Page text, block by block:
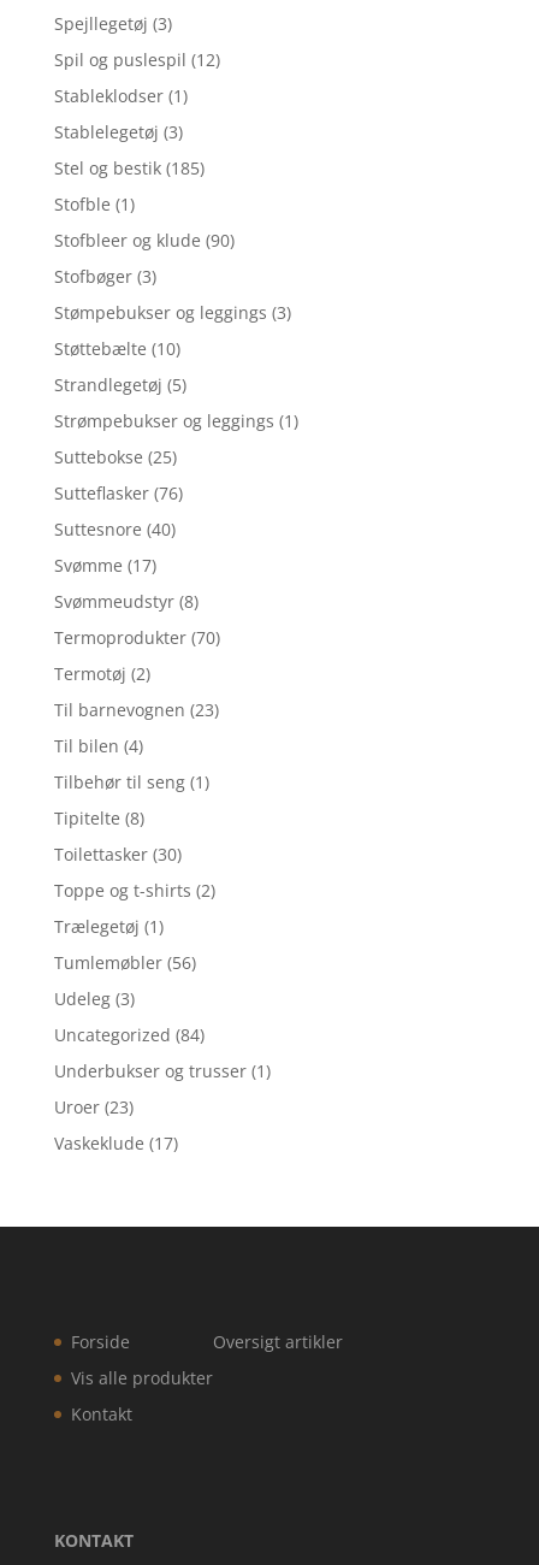
Spejllegetøj (3)
Spil og puslespil (12)
Stableklodser (1)
Stablelegetøj (3)
Stel og bestik (185)
Stofble (1)
Stofbleer og klude (90)
Stofbøger (3)
Stømpebukser og leggings (3)
Støttebælte (10)
Strandlegetøj (5)
Strømpebukser og leggings (1)
Suttebokse (25)
Sutteflasker (76)
Suttesnore (40)
Svømme (17)
Svømmeudstyr (8)
Termoprodukter (70)
Termotøj (2)
Til barnevognen (23)
Til bilen (4)
Tilbehør til seng (1)
Tipitelte (8)
Toilettasker (30)
Toppe og t-shirts (2)
Trælegetøj (1)
Tumlemøbler (56)
Udeleg (3)
Uncategorized (84)
Underbukser og trusser (1)
Uroer (23)
Vaskeklude (17)
Forside
Vis alle produkter
Kontakt
Oversigt artikler
KONTAKT